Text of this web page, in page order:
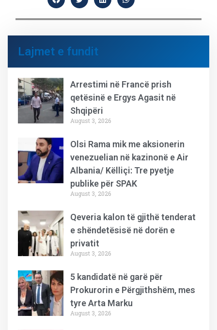
Lajmet e fundit
Arrestimi në Francë prish
qetësinë e Ergys Agasit në
Shqipëri
August 3, 2026
Olsi Rama mik me aksionerin
venezuelian në kazinonë e Air
Albania/ Këlliçi: Tre pyetje
publike për SPAK
August 3, 2026
Qeveria kalon të gjithë tenderat
e shëndetësisë në dorën e
privatit
August 3, 2026
5 kandidatë në garë për
Prokurorin e Përgjithshëm, mes
tyre Arta Marku
August 3, 2026